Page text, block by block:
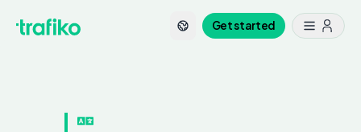
Get started